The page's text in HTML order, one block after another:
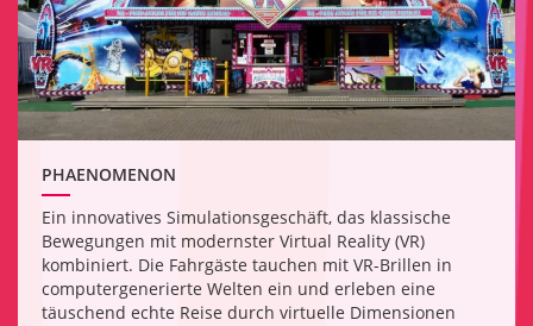
PHAENOMENON
Ein innovatives Simulationsgeschäft, das klassische
Bewegungen mit modernster Virtual Reality (VR)
kombiniert. Die Fahrgäste tauchen mit VR-Brillen in
computergenerierte Welten ein und erleben eine
täuschend echte Reise durch virtuelle Dimensionen